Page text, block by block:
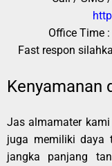
Office Time
Fast respon
Kenyamanan
Jas almamater
juga memiliki daya
jangka panjang